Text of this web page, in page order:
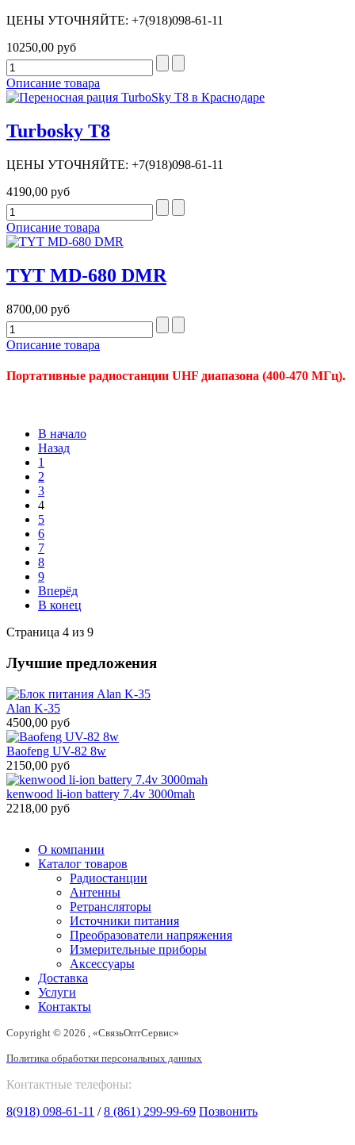
ЦЕНЫ УТОЧНЯЙТЕ: +7(918)098-61-11
10250,00 руб
Описание товара
Turbosky T8
ЦЕНЫ УТОЧНЯЙТЕ: +7(918)098-61-11
4190,00 руб
Описание товара
TYT MD-680 DMR
8700,00 руб
Описание товара
Портативные радиостанции UHF диапазона (400-470 МГц).
В начало
Назад
1
2
3
4
5
6
7
8
9
Вперёд
В конец
Страница 4 из 9
Лучшие предложения
Alan K-35
4500,00 руб
Baofeng UV-82 8w
2150,00 руб
kenwood li-ion battery 7.4v 3000mah
2218,00 руб
О компании
Каталог товаров
Радиостанции
Антенны
Ретрансляторы
Источники питания
Преобразователи напряжения
Измерительные приборы
Аксессуары
Доставка
Услуги
Контакты
Copyright © 2026 , «СвязьОптСервис»
Политика обработки персональных данных
Контактные телефоны:
8(918) 098-61-11 /8 (861) 299-99-69 Позвонить